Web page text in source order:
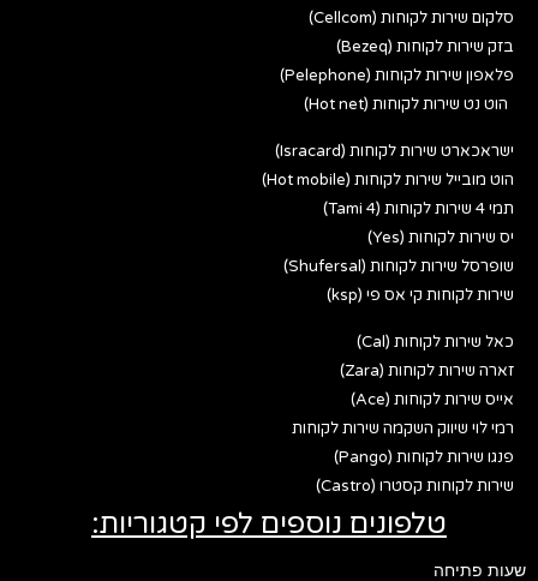
סלקום שירות לקוחות (Cellcom)
בזק שירות לקוחות (Bezeq)
פלאפון שירות לקוחות (Pelephone)
הוט נט שירות לקוחות (Hot net)
ישראכארט שירות לקוחות (Isracard)
הוט מובייל שירות לקוחות (Hot mobile)
תמי 4 שירות לקוחות (Tami 4)
יס שירות לקוחות (Yes)
שופרסל שירות לקוחות (Shufersal)
שירות לקוחות קי אס פי (ksp)
כאל שירות לקוחות (Cal)
זארה שירות לקוחות (Zara)
אייס שירות לקוחות (Ace)
רמי לוי שיווק השקמה שירות לקוחות
פנגו שירות לקוחות (Pango)
שירות לקוחות קסטרו (Castro)
טלפונים נוספים לפי קטגוריות:
שעות פתיחה